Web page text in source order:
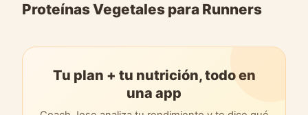
Proteínas Vegetales para Runners
Tu plan + tu nutrición, todo en
una app